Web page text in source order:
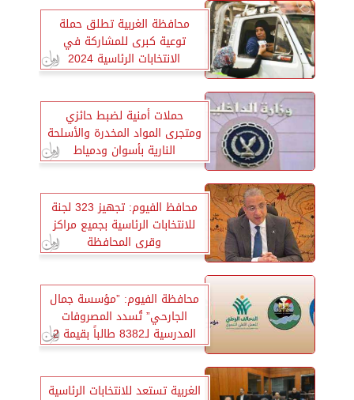
محافظة الغربية تطلق حملة
توعية كبرى للمشاركة في
الانتخابات الرئاسية 2024
حملات أمنية لضبط حائزي
ومتجرى المواد المخدرة والأسلحة
النارية بأسوان ودمياط
محافظ الفيوم: تجهيز 323 لجنة
للانتخابات الرئاسية بجميع مراكز
وقرى المحافظة
محافظة الفيوم: ”مؤسسة جمال
الجارحي” تُسدد المصروفات
المدرسية لـ8382 طالباً بقيمة 2
مليون جنيه
الغربية تستعد للانتخابات الرئاسية